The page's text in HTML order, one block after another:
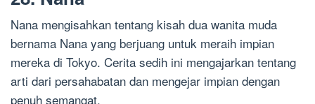
Nana mengisahkan tentang kisah dua wanita muda
bernama Nana yang berjuang untuk meraih impian
mereka di Tokyo. Cerita sedih ini mengajarkan tentang
arti dari persahabatan dan mengejar impian dengan
penuh semangat.